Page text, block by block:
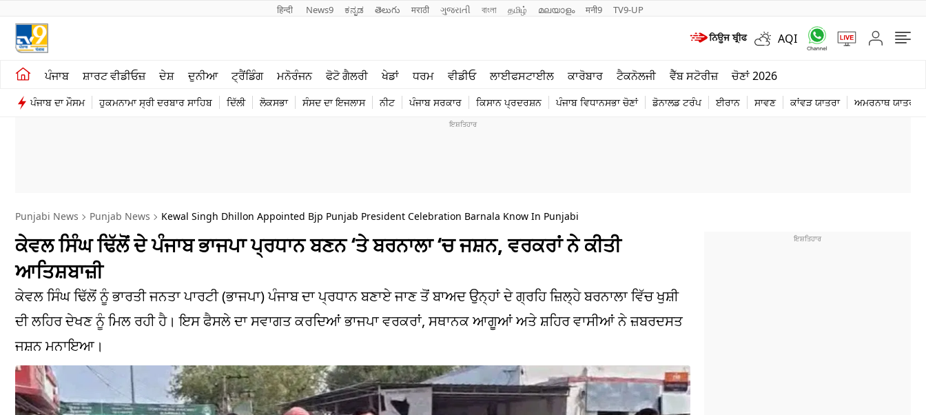
हिन्दी News9 ಕನ್ನಡ తెలుగు मराठी ગુજરાતી বাংলা தமிழ் മലയാളം मनी9 TV9-UP
AQI
ਪੰਜਾਬ ਸ਼ਾਰਟ ਵੀਡੀਓਜ਼ ਦੇਸ਼ ਦੁਨੀਆ ਟ੍ਰੈਂਡਿੰਗ ਮਨੋਰੰਜਨ ਫੋਟੋ ਗੈਲਰੀ ਖੇਡਾਂ ਧਰਮ ਵੀਡੀਓ ਲਾਈਫਸਟਾਈਲ ਕਾਰੋਬਾਰ ਟੈਕਨੋਲਜੀ ਵੈੱਬ ਸਟੋਰੀਜ਼ ਚੋਣਾਂ 2026
ਪੰਜਾਬ ਦਾ ਮੌਸਮ ਹੁਕਮਨਾਮਾ ਸ੍ਰੀ ਦਰਬਾਰ ਸਾਹਿਬ ਦਿੱਲੀ ਲੋਕਸਭਾ ਸੰਸਦ ਦਾ ਇਜਲਾਸ ਨੀਟ ਪੰਜਾਬ ਸਰਕਾਰ ਕਿਸਾਨ ਪ੍ਰਦਰਸ਼ਨ ਪੰਜਾਬ ਵਿਧਾਨਸਭਾ ਚੋਣਾਂ ਡੋਨਾਲਡ ਟਰੰਪ ਈਰਾਨ ਸਾਵਣ ਕਾਂਵੜ ਯਾਤਰਾ ਅਮਰਨਾਥ ਯਾਤਰਾ
ਖੇਤੀਬਾੜੀ
ਸ਼ਾਰਟ ਵੀਡੀਓਜ਼
ਮਨੋਰੰਜਨ
ਪੰਜਾਬ
ਟੈਕਨੋਲਜੀ
ਦੁਨੀਆ
Punjabi News Punjab News Kewal Singh Dhillon Appointed Bjp Punjab President Celebration Barnala Know In Punjabi
ਕੇਵਲ ਸਿੰਘ ਢਿੱਲੋਂ ਦੇ ਪੰਜਾਬ ਭਾਜਪਾ ਪ੍ਰਧਾਨ ਬਣਨ ‘ਤੇ ਬਰਨਾਲਾ ‘ਚ ਜਸ਼ਨ, ਵਰਕਰਾਂ ਨੇ ਕੀਤੀ
ਆਤਿਸ਼ਬਾਜ਼ੀ
ਕੇਵਲ ਸਿੰਘ ਢਿੱਲੋਂ ਨੂੰ ਭਾਰਤੀ ਜਨਤਾ ਪਾਰਟੀ (ਭਾਜਪਾ) ਪੰਜਾਬ ਦਾ ਪ੍ਰਧਾਨ ਬਣਾਏ ਜਾਣ ਤੋਂ ਬਾਅਦ ਉਨ੍ਹਾਂ ਦੇ ਗ੍ਰਹਿ ਜ਼ਿਲ੍ਹੇ ਬਰਨਾਲਾ ਵਿੱਚ ਖੁਸ਼ੀ
ਦੀ ਲਹਿਰ ਦੇਖਣ ਨੂੰ ਮਿਲ ਰਹੀ ਹੈ। ਇਸ ਫੈਸਲੇ ਦਾ ਸਵਾਗਤ ਕਰਦਿਆਂ ਭਾਜਪਾ ਵਰਕਰਾਂ, ਸਥਾਨਕ ਆਗੂਆਂ ਅਤੇ ਸ਼ਹਿਰ ਵਾਸੀਆਂ ਨੇ ਜ਼ਬਰਦਸਤ
ਜਸ਼ਨ ਮਨਾਇਆ।